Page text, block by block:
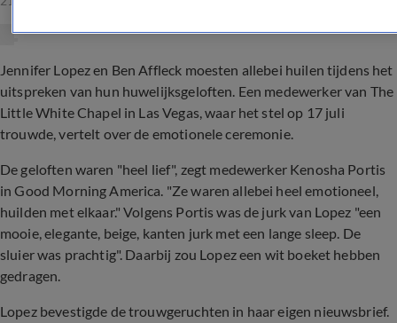
Jennifer Lopez en Ben Affleck moesten allebei huilen tijdens het
uitspreken van hun huwelijksgeloften. Een medewerker van The
Little White Chapel in Las Vegas, waar het stel op 17 juli
trouwde, vertelt over de emotionele ceremonie.
De geloften waren "heel lief", zegt medewerker Kenosha Portis
in Good Morning America. "Ze waren allebei heel emotioneel,
huilden met elkaar." Volgens Portis was de jurk van Lopez "een
mooie, elegante, beige, kanten jurk met een lange sleep. De
sluier was prachtig". Daarbij zou Lopez een wit boeket hebben
gedragen.
Lopez bevestigde de trouwgeruchten in haar eigen nieuwsbrief.